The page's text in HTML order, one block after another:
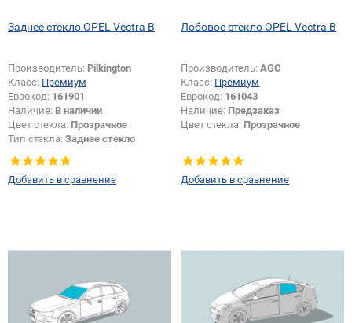
Заднее стекло OPEL Vectra B
Производитель: Pilkington
Класс: Премиум
Еврокод: 161901
Наличие: В наличии
Цвет стекла: Прозрачное
Тип стекла: Заднее стекло
Добавить в сравнение
Лобовое стекло OPEL Vectra B
Производитель:AGC
Класс: Премиум
Еврокод: 161043
Наличие: Предзаказ
Цвет стекла: Прозрачное
Добавить в сравнение